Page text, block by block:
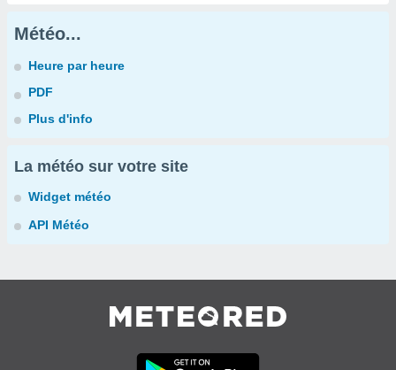
Météo...
Heure par heure
PDF
Plus d'info
La météo sur votre site
Widget météo
API Météo